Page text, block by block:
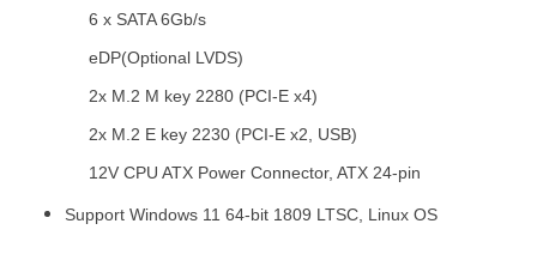
6 x SATA 6Gb/s
eDP(Optional LVDS)
2x M.2 M key 2280 (PCI-E x4)
2x M.2 E key 2230 (PCI-E x2, USB)
12V CPU ATX Power Connector, ATX 24-pin
Support Windows 11 64-bit 1809 LTSC, Linux OS